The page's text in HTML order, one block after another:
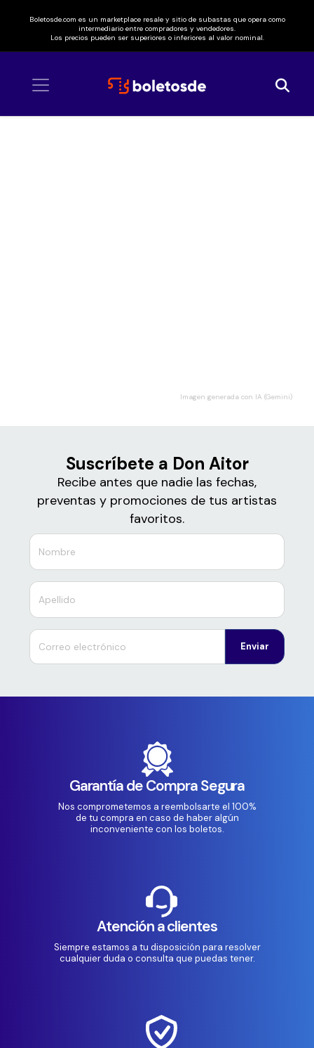
Boletosde.com es un marketplace resale y sitio de subastas que opera como
intermediario entre compradores y vendedores.
Los precios pueden ser superiores o inferiores al valor nominal.
Imagen generada con IA (Gemini)
Suscríbete a Don Aitor
Recibe antes que nadie las fechas,
preventas y promociones de tus artistas
favoritos.
Enviar
Garantía de Compra Segura
Nos comprometemos a reembolsarte el 100%
de tu compra en caso de haber algún
inconveniente con los boletos.
Atención a clientes
Siempre estamos a tu disposición para resolver
cualquier duda o consulta que puedas tener.